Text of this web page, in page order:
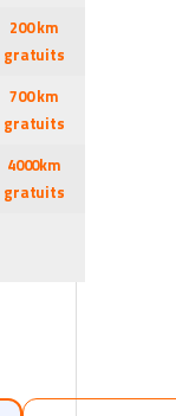
200 km
gratuits
700 km
gratuits
4000km
gratuits